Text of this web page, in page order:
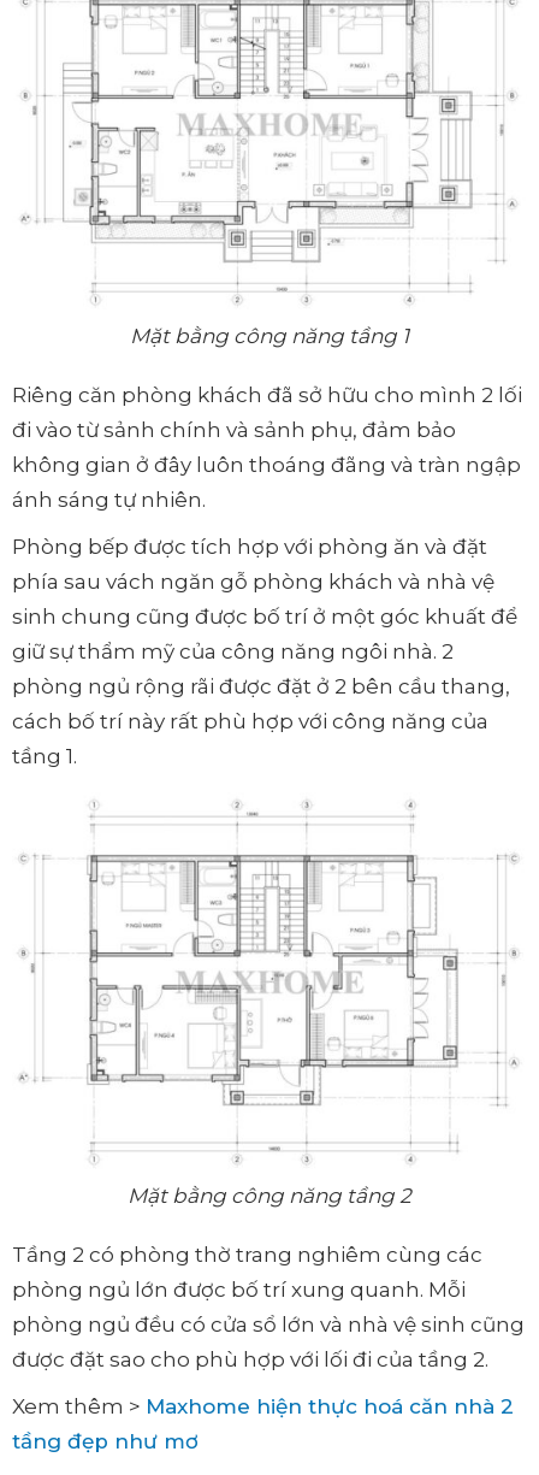
Mặt bằng công năng tầng 1
Riêng căn phòng khách đã sở hữu cho mình 2 lối
đi vào từ sảnh chính và sảnh phụ, đảm bảo
không gian ở đây luôn thoáng đãng và tràn ngập
ánh sáng tự nhiên.
Phòng bếp được tích hợp với phòng ăn và đặt
phía sau vách ngăn gỗ phòng khách và nhà vệ
sinh chung cũng được bố trí ở một góc khuất để
giữ sự thẩm mỹ của công năng ngôi nhà. 2
phòng ngủ rộng rãi được đặt ở 2 bên cầu thang,
cách bố trí này rất phù hợp với công năng của
tầng 1.
Mặt bằng công năng tầng 2
Tầng 2 có phòng thờ trang nghiêm cùng các
phòng ngủ lớn được bố trí xung quanh. Mỗi
phòng ngủ đều có cửa sổ lớn và nhà vệ sinh cũng
được đặt sao cho phù hợp với lối đi của tầng 2.
Xem thêm > Maxhome hiện thực hoá căn nhà 2
tầng đẹp như mơ